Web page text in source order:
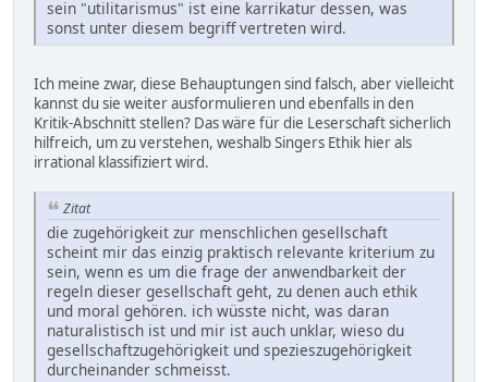
sein "utilitarismus" ist eine karrikatur dessen, was
sonst unter diesem begriff vertreten wird.
Ich meine zwar, diese Behauptungen sind falsch, aber vielleicht
kannst du sie weiter ausformulieren und ebenfalls in den
Kritik-Abschnitt stellen? Das wäre für die Leserschaft sicherlich
hilfreich, um zu verstehen, weshalb Singers Ethik hier als
irrational klassifiziert wird.
Zitat
die zugehörigkeit zur menschlichen gesellschaft
scheint mir das einzig praktisch relevante kriterium zu
sein, wenn es um die frage der anwendbarkeit der
regeln dieser gesellschaft geht, zu denen auch ethik
und moral gehören. ich wüsste nicht, was daran
naturalistisch ist und mir ist auch unklar, wieso du
gesellschaftzugehörigkeit und spezieszugehörigkeit
durcheinander schmeisst.